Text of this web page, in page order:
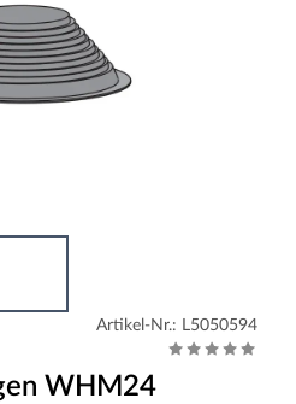
Artikel-Nr.: L5050594
WHM24